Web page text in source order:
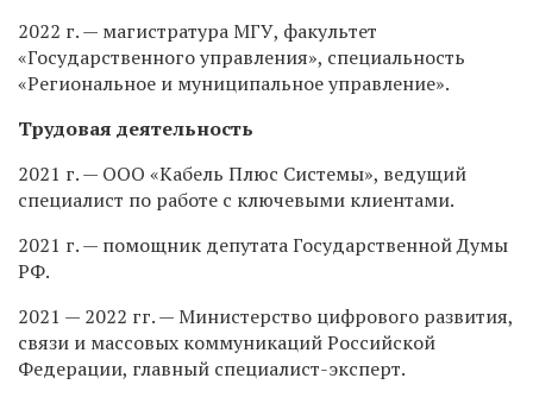
2022 г. — магистратура МГУ, факультет
«Государственного управления», специальность
«Региональное и муниципальное управление».
Трудовая деятельность
2021 г. — ООО «Кабель Плюс Системы», ведущий
специалист по работе с ключевыми клиентами.
2021 г. — помощник депутата Государственной Думы
РФ.
2021 — 2022 гг. — Министерство цифрового развития,
связи и массовых коммуникаций Российской
Федерации, главный специалист-эксперт.